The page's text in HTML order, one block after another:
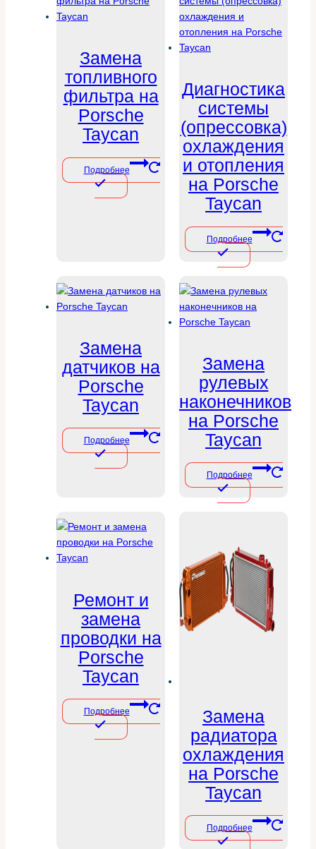
Замена
топливного
фильтра на
Porsche
Taycan
Подробнее
Диагностика
системы
(опрессовка)
охлаждения
и отопления
на Porsche
Taycan
Подробнее
Замена
датчиков на
Porsche
Taycan
Подробнее
Замена
рулевых
наконечников
на Porsche
Taycan
Подробнее
Ремонт и
замена
проводки на
Porsche
Taycan
Подробнее
Замена
радиатора
охлаждения
на Porsche
Taycan
Подробнее